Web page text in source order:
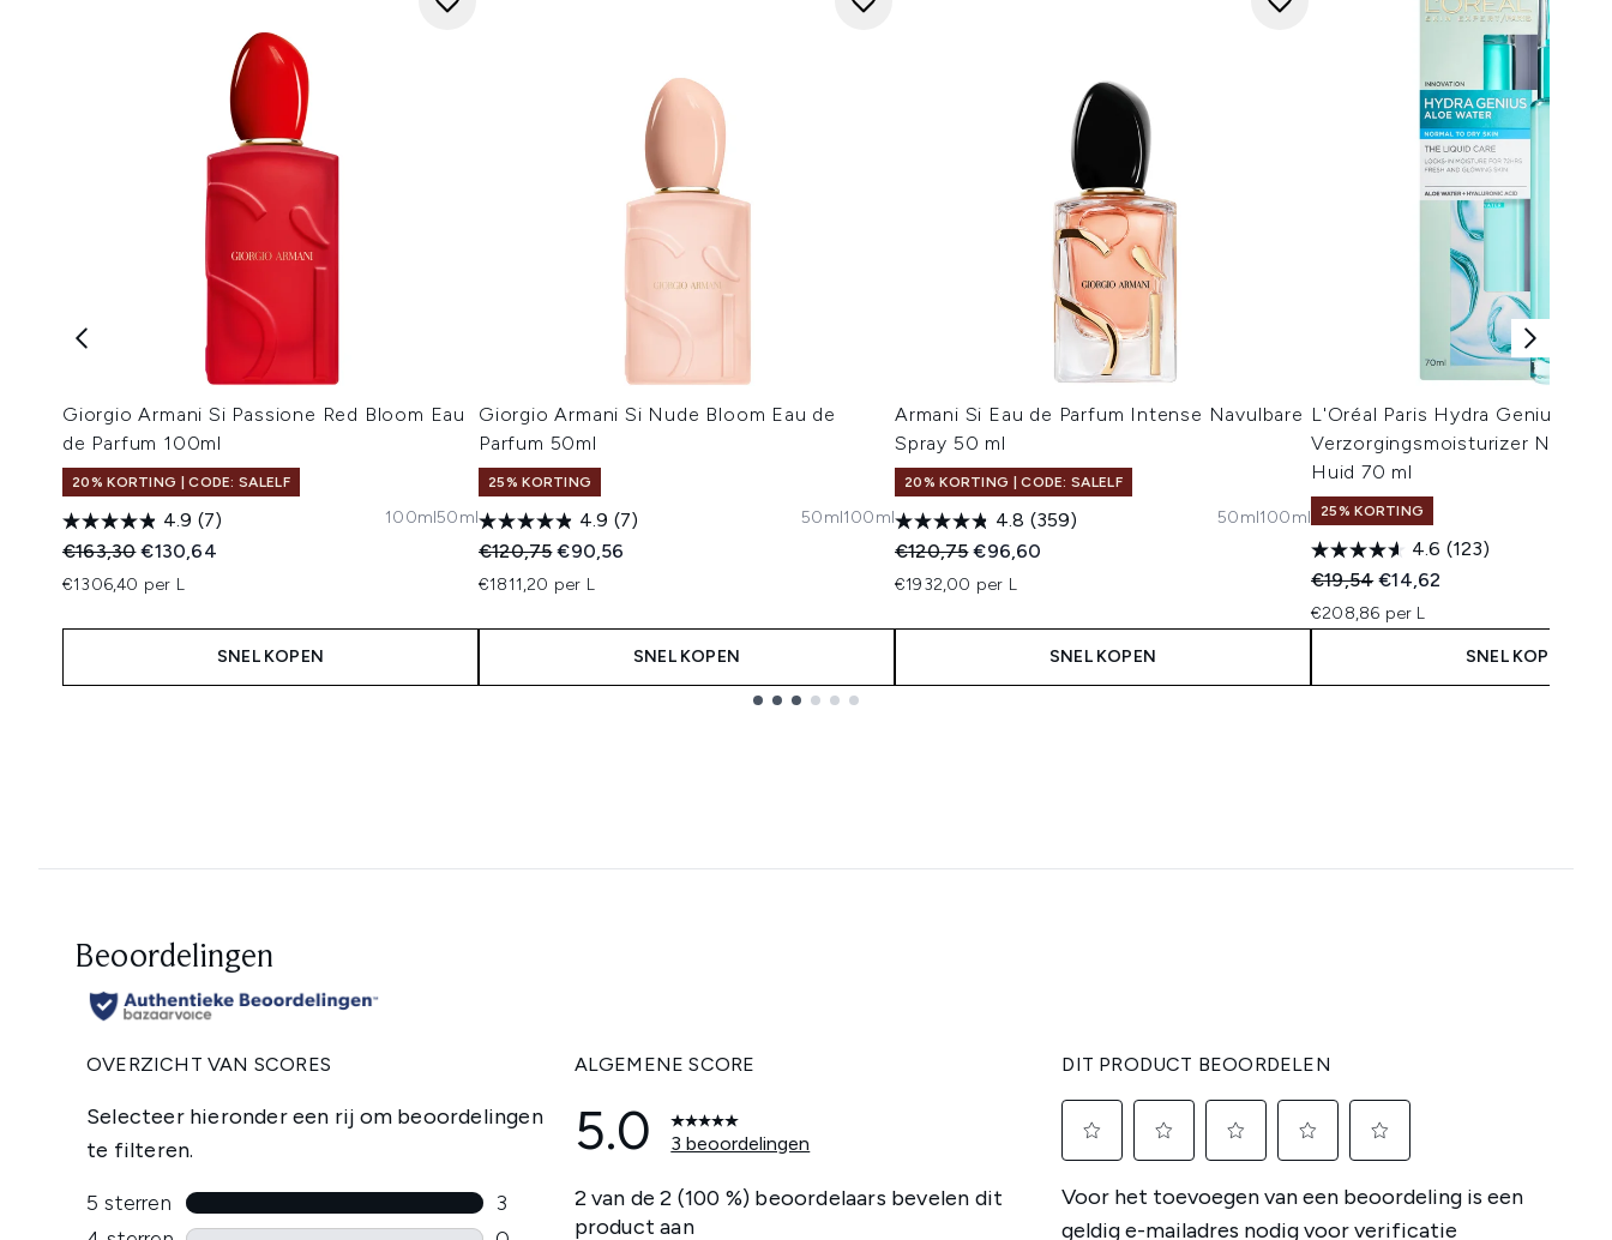
Giorgio Armani Si Passione Red Bloom Eau
de Parfum 100ml
20% KORTING | CODE: SALELF
4.9 (7)
Recommended Retail Price:
€163,30Huidige prijs:
€130,64
€1306,40 per L
100ml50ml
SNEL KOPEN
Giorgio Armani Si Nude Bloom Eau de
Parfum 50ml
25% KORTING
4.9 (7)
Recommended Retail Price:
€120,75Huidige prijs:
€90,56
€1811,20 per L
50ml100ml
SNEL KOPEN
Armani Si Eau de Parfum Intense Navulbare
Spray 50 ml
20% KORTING | CODE: SALELF
4.8 (359)
Recommended Retail Price:
€120,75Huidige prijs:
€96,60
€1932,00 per L
50ml100ml
SNEL KOPEN
L'Oréal Paris Hydra Genius
Verzorgingsmoisturizer
Huid 70 ml
25% KORTING
4.6 (123)
Recommended Retail Price:
€19,54Huidige prijs:
€14,62
€208,86 per L
SNEL KOPEN